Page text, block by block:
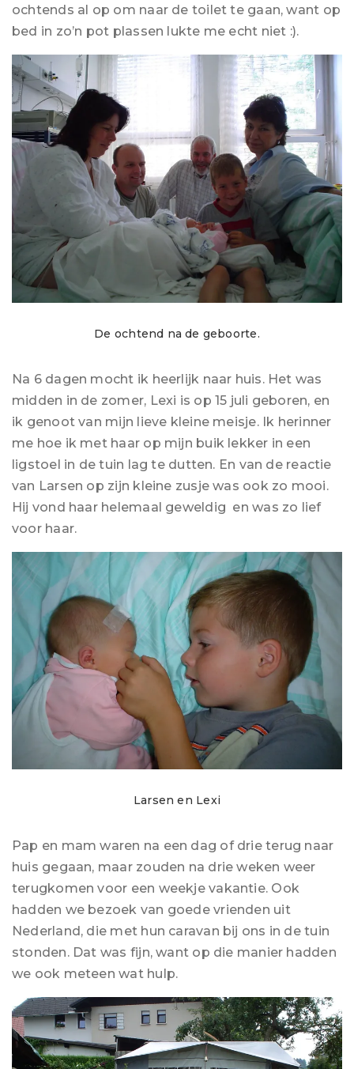
ochtends al op om naar de toilet te gaan, want op
bed in zo’n pot plassen lukte me echt niet :).
De ochtend na de geboorte.
Na 6 dagen mocht ik heerlijk naar huis. Het was
midden in de zomer, Lexi is op 15 juli geboren, en
ik genoot van mijn lieve kleine meisje. Ik herinner
me hoe ik met haar op mijn buik lekker in een
ligstoel in de tuin lag te dutten. En van de reactie
van Larsen op zijn kleine zusje was ook zo mooi.
Hij vond haar helemaal geweldig en was zo lief
voor haar.
Larsen en Lexi
Pap en mam waren na een dag of drie terug naar
huis gegaan, maar zouden na drie weken weer
terugkomen voor een weekje vakantie. Ook
hadden we bezoek van goede vrienden uit
Nederland, die met hun caravan bij ons in de tuin
stonden. Dat was fijn, want op die manier hadden
we ook meteen wat hulp.